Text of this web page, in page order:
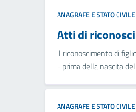
ANAGRAFE E STATO CIVILE
Atti di
Il riconoscimento di
- prima della nascita del
ANAGRAFE E STATO CIVILE